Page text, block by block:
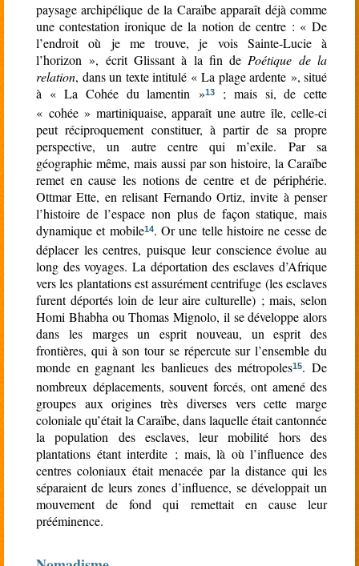
paysage archipélique de la Caraïbe apparaît déjà comme
une contestation ironique de la notion de centre : « De
l’endroit où je me trouve, je vois Sainte-Lucie à
l’horizon », écrit Glissant à la fin dePoétique de la
relation, dans un texte intitulé « La plage ardente », situé
à « La Cohée du lamentin »13; mais si, de cette
« cohée » martiniquaise, apparaît une autre île, celle-ci
peut réciproquement constituer, à partir de sa propre
perspective, un autre centre qui m’exile. Par sa
géographie même, mais aussi par son histoire, la Caraïbe
remet en cause les notions de centre et de périphérie.
Ottmar Ette, en relisant Fernando Ortiz, invite à penser
l’histoire de l’espace non plus de façon statique, mais
dynamique et mobile14. Or une telle histoire ne cesse de
déplacer les centres, puisque leur conscience évolue au
long des voyages. La déportation des esclaves d’Afrique
vers les plantations est assurément centrifuge (les esclaves
furent déportés loin de leur aire culturelle) ; mais, selon
Homi Bhabha ou Thomas Mignolo, il se développe alors
dans les marges un esprit nouveau, un esprit des
frontières, qui à son tour se répercute sur l’ensemble du
monde en gagnant les banlieues des métropoles15. De
nombreux déplacements, souvent forcés, ont amené des
groupes aux origines très diverses vers cette marge
coloniale qu’était la Caraïbe, dans laquelle était cantonnée
la population des esclaves, leur mobilité hors des
plantations étant interdite ; mais, là où l’influence des
centres coloniaux était menacée par la distance qui les
séparaient de leurs zones d’influence, se développait un
mouvement de fond qui remettait en cause leur
prééminence.